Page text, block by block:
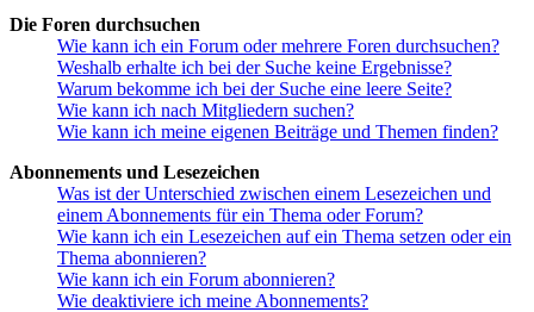
Die Foren durchsuchen
Wie kann ich ein Forum oder mehrere Foren durchsuchen?
Weshalb erhalte ich bei der Suche keine Ergebnisse?
Warum bekomme ich bei der Suche eine leere Seite?
Wie kann ich nach Mitgliedern suchen?
Wie kann ich meine eigenen Beiträge und Themen finden?
Abonnements und Lesezeichen
Was ist der Unterschied zwischen einem Lesezeichen und
einem Abonnements für ein Thema oder Forum?
Wie kann ich ein Lesezeichen auf ein Thema setzen oder ein
Thema abonnieren?
Wie kann ich ein Forum abonnieren?
Wie deaktiviere ich meine Abonnements?